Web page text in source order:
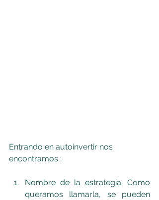
Entrando en autoinvertir nos
encontramos :
Nombre de la estrategia. Como
queramos llamarla, se pueden